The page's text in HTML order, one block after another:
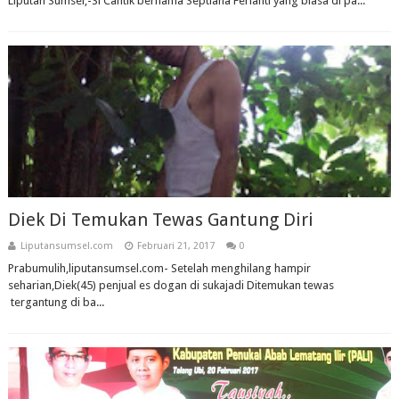
Diek Di Temukan Tewas Gantung Diri
Liputansumsel.com Februari 21, 2017 0
Prabumulih,liputansumsel.com- Setelah menghilang hampir
seharian,Diek(45) penjual es dogan di sukajadi Ditemukan tewas
tergantung di ba...